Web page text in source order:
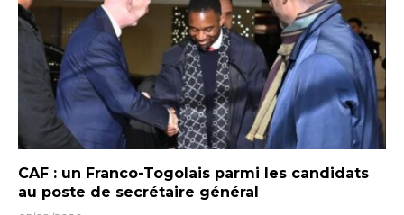
CAF : un Franco-Togolais parmi les candidats
au poste de secrétaire général